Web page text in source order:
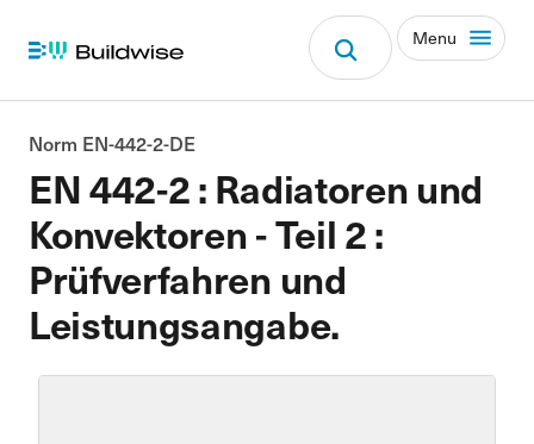
Menu
EN 442-2 : Radiatoren und
Konvektoren - Teil 2 :
Prüfverfahren und
Leistungsangabe.
Norm EN-442-2-DE